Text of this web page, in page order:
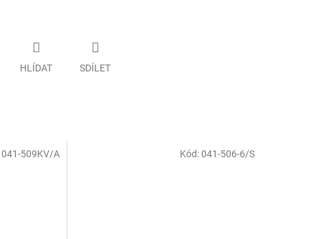
HLÍDAT SDÍLET
041-509KV/A Kód:041-506-6/S